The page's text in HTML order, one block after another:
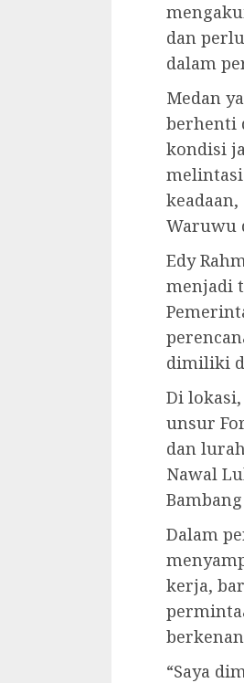
dan
dalam
Medan
berhenti
kondisi
Waruwu
Edy
menjadi
dimiliki
Di
unsur
dan
Nawal
Dalam
kerja,
“Saya